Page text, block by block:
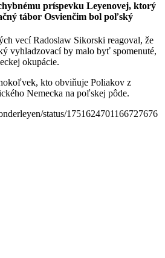
príspevku Leyenovej, ktorý
tábor Osvienčim bol poľský
vecí Radoslaw Sikorski reagoval, že
vyhladzovací by malo byť spomenuté,
okupácie.
kto obviňuje Poliakov z
Nemecka na poľskej pôde.
status/1751624701166727676